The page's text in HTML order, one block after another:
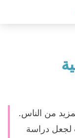
من الناس.
لجعل دراسة